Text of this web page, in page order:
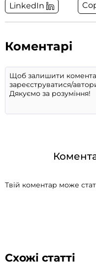
LinkedIn
Коментарі
Твій коментар може
Схожі статті